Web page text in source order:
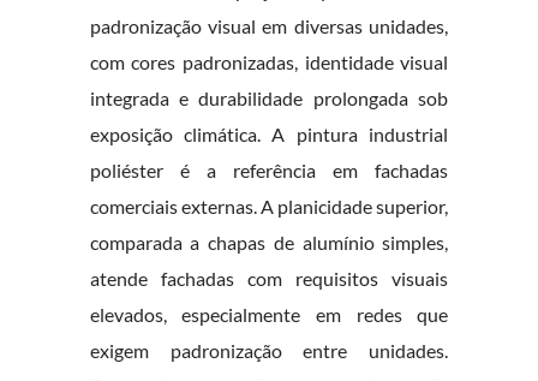
padronização visual em diversas unidades,
com cores padronizadas, identidade visual
integrada e durabilidade prolongada sob
exposição climática. A pintura industrial
poliéster é a referência em fachadas
comerciais externas. A planicidade superior,
comparada a chapas de alumínio simples,
atende fachadas com requisitos visuais
elevados, especialmente em redes que
exigem padronização entre unidades.